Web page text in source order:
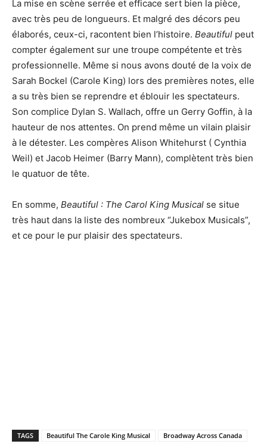
La mise en scène serrée et efficace sert bien la pièce,
avec très peu de longueurs. Et malgré des décors peu
élaborés, ceux-ci, racontent bien l’histoire. Beautiful peut
compter également sur une troupe compétente et très
professionnelle. Même si nous avons douté de la voix de
Sarah Bockel (Carole King) lors des premières notes, elle
a su très bien se reprendre et éblouir les spectateurs.
Son complice Dylan S. Wallach, offre un Gerry Goffin, à la
hauteur de nos attentes. On prend même un vilain plaisir
à le détester. Les compères Alison Whitehurst ( Cynthia
Weil) et Jacob Heimer (Barry Mann), complètent très bien
le quatuor de tête.
En somme, Beautiful : The Carol King Musical se situe
très haut dans la liste des nombreux “Jukebox Musicals”,
et ce pour le pur plaisir des spectateurs.
TAGS Beautiful The Carole King Musical
Broadway Across Canada